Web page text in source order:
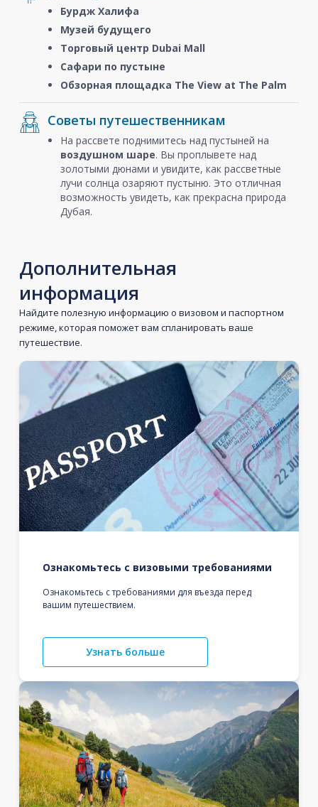
Бурдж Халифа
Музей будущего
Торговый центр Dubai Mall
Сафари по пустыне
Обзорная площадка The View at The Palm
Советы путешественникам
На рассвете поднимитесь над пустыней на
воздушном шаре. Вы проплывете над
золотыми дюнами и увидите, как рассветные
лучи солнца озаряют пустыню. Это отличная
возможность увидеть, как прекрасна природа
Дубая.
Дополнительная
информация
Найдите полезную информацию о визовом и паспортном
режиме, которая поможет вам спланировать ваше
путешествие.
Ознакомьтесь с визовыми требованиями
Ознакомьтесь с требованиями для въезда перед
вашим путешествием.
Узнать больше